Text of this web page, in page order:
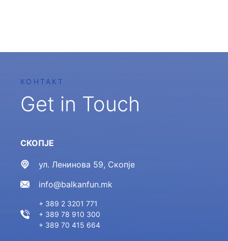
КОНТАКТ
Get in Touch
СКОПЈЕ
ул. Ленинова 59, Скопје
info@balkanfun.mk
+ 389 2 3201 771
+ 389 78 910 300
+ 389 70 415 664